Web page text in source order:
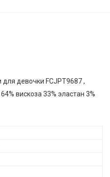
для девочки FCJPT9687 ,
вискоза 33% эластан 3%